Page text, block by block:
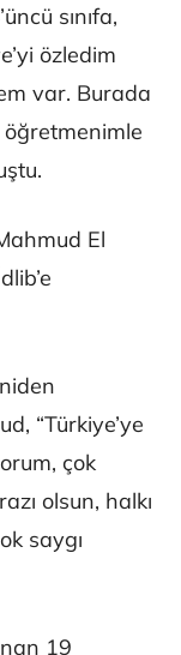
sınıfa,
özledim
var. Burada
El
“Türkiye’ye
çok
olsun, halkı
saygı
19